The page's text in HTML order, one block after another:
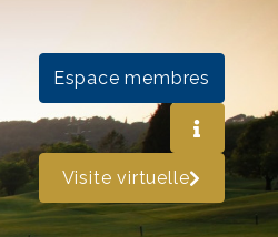
Espace membres
Visite virtuelle